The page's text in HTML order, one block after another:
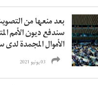
بعد منعها من
سندفع ديون الأمم
الأموال المجمدة
03 يونيو 2021